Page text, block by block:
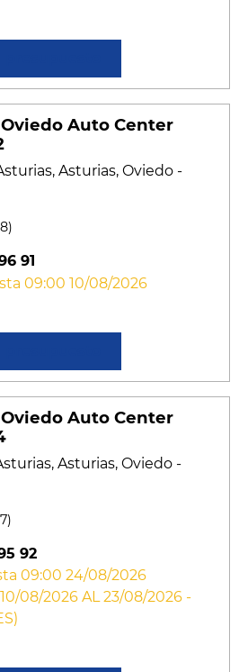
Auto Center
Asturias, Oviedo -
91
09:00 10/08/2026
Auto Center
Asturias, Oviedo -
92
09:00 24/08/2026
08/2026 AL 23/08/2026 -